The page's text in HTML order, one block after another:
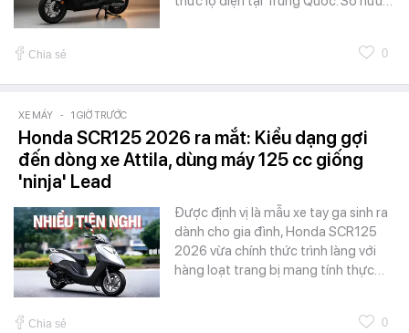
Chia sẻ 0
XE MÁY - 1 GIỜ TRƯỚC
Honda SCR125 2026 ra mắt: Kiểu dạng gợi
đến dòng xe Attila, dùng máy 125 cc giống
'ninja' Lead
Được định vị là mẫu xe tay ga sinh ra
dành cho gia đình, Honda SCR125
2026 vừa chính thức trình làng với
hàng loạt trang bị mang tính thực…
Chia sẻ 0